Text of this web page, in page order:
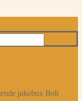
jukebox Bob